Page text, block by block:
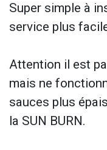
Super simple à
service plus
Attention il est
mais ne
sauces plus
la SUN BURN.